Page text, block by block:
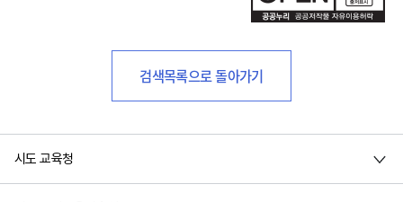
검색목록으로 돌아가기
시도 교육청